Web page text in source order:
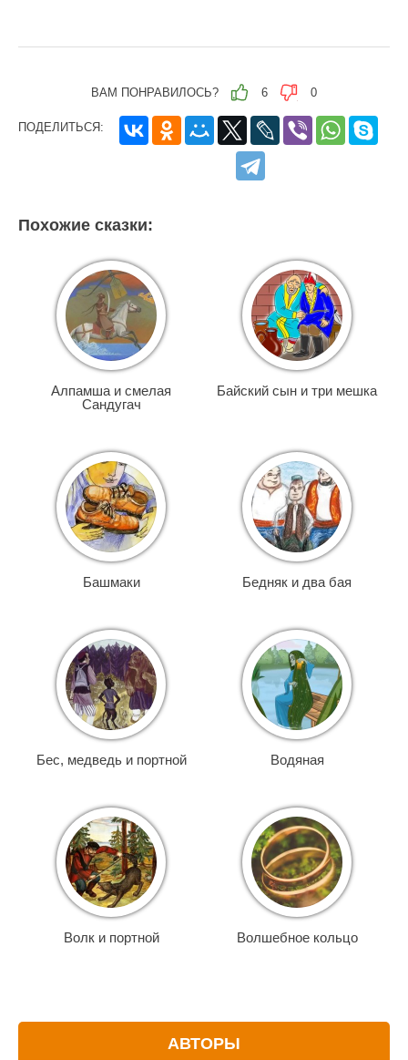
ВАМ ПОНРАВИЛОСЬ? 6 0
ПОДЕЛИТЬСЯ:
Похожие сказки:
Алпамша и смелая
Сандугач
Байский сын и три мешка
Башмаки Бедняк и два бая
Бес, медведь и портной Водяная
Волк и портной Волшебное кольцо
АВТОРЫ